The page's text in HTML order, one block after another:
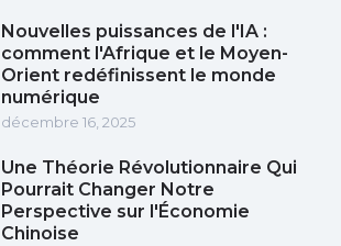
Nouvelles puissances de l'IA :
comment l'Afrique et le Moyen-
Orient redéfinissent le monde
numérique
décembre 16, 2025
Une Théorie Révolutionnaire Qui
Pourrait Changer Notre
Perspective sur l'Économie
Chinoise